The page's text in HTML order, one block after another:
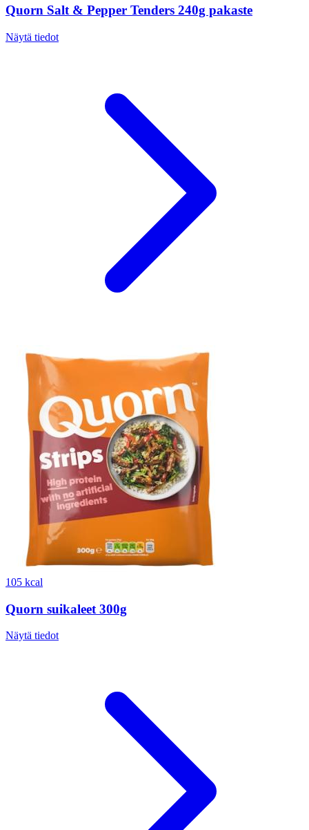
Quorn Salt & Pepper Tenders 240g pakaste
Näytä tiedot
105 kcal
Quorn suikaleet 300g
Näytä tiedot